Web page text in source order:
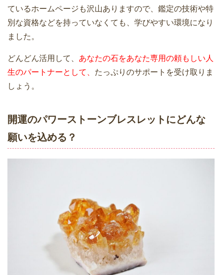
ているホームページも沢山ありますので、鑑定の技術や特
別な資格などを持っていなくても、学びやすい環境になり
ました。
どんどん活用して、 あなたの石をあなた専用の頼もしい人
生のパートナーとして、 たっぷりのサポートを受け取りま
しょう。
開運のパワーストーンブレスレットにどんな
願いを込める？